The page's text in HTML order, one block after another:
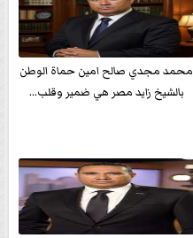
محمد مجدي صالح امين حماة الوطن
بالشيخ زايد مصر هي ضمير وقلب...